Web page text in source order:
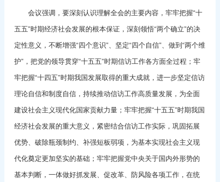
会议强调，要深刻认识理解全会的主要内容，牢牢把握“十
五五”时期经济社会发展的根本保证，深刻领悟“两个确立”的决
定性意义，不断增强“四个意识”、坚定“四个自信”、做到“两个维
护”，把党的领导贯穿“十五五”时期信访工作各方面全过程；牢
牢把握“十四五”时期我国发展取得的重大成就，进一步坚定信访
理论自信和制度自信，持续推动信访工作高质量发展，为全面
建设社会主义现代化国家贡献力量；牢牢把握“十五五”时期我国
经济社会发展的重大意义，紧密结合信访工作实际，巩固拓展
优势、破除瓶颈制约、补强短板弱项，为基本实现社会主义现
代化奠定更加坚实的基础；牢牢把握党中央关于国内外形势的
基本判断，一体做好抓发展、促改革、防风险各项工作，在统